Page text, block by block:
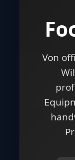
Von